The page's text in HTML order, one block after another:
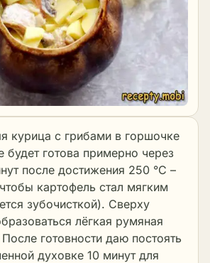
курица с грибами в горшочке
будет готова примерно через
после достижения 250 °C –
картофель стал мягким
зубочисткой). Сверху
лёгкая румяная
готовности даю постоять
духовке 10 минут для